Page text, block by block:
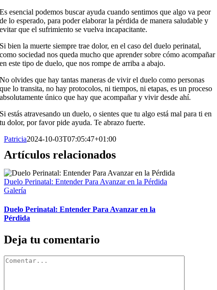
Es esencial podemos buscar ayuda cuando sentimos que algo va peor
de lo esperado, para poder elaborar la pérdida de manera saludable y
evitar que el sufrimiento se vuelva incapacitante.
Si bien la muerte siempre trae dolor, en el caso del duelo perinatal,
como sociedad nos queda mucho que aprender sobre cómo acompañar
en este tipo de duelo, que nos rompe de arriba a abajo.
No olvides que hay tantas maneras de vivir el duelo como personas
que lo transita, no hay protocolos, ni tiempos, ni etapas, es un proceso
absolutamente único que hay que acompañar y vivir desde ahí.
Si estás atravesando un duelo, o sientes que tu algo está mal para ti en
tu dolor, por favor pide ayuda. Te abrazo fuerte.
Patricia2024-10-03T07:05:47+01:00
Artículos relacionados
Duelo Perinatal: Entender Para Avanzar en la Pérdida
Galería
Duelo Perinatal: Entender Para Avanzar en la
Pérdida
Deja tu comentario
Comentar